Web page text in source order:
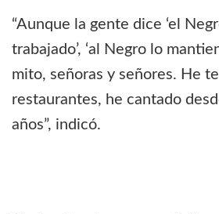
“Aunque la gente dice ‘el
trabajado’, ‘al Negro lo
mito, señoras y señores. He
restaurantes, he cantado
años”, indicó.